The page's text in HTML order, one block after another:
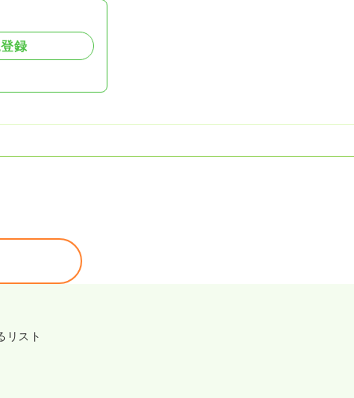
録
リスト